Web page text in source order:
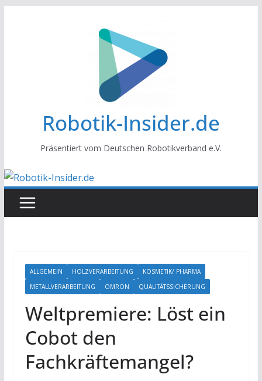
Robotik-Insider.de
Präsentiert vom Deutschen Robotikverband e.V.
ALLGEMEIN HOLZVERARBEITUNG
KOSMETIK/ PHARMA
METALLVERARBEITUNG
OMRON QUALITÄTSSICHERUNG
Weltpremiere: Löst ein
Cobot den
Fachkräftemangel?